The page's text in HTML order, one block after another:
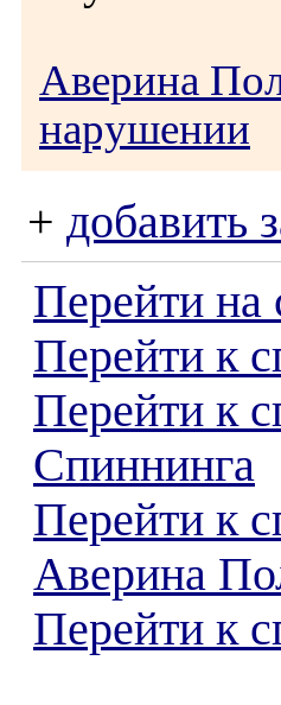
Аверина
нарушении
+ добавить
Перейти на
Перейти к
Перейти к
Спиннинга
Перейти к
Аверина
Перейти к